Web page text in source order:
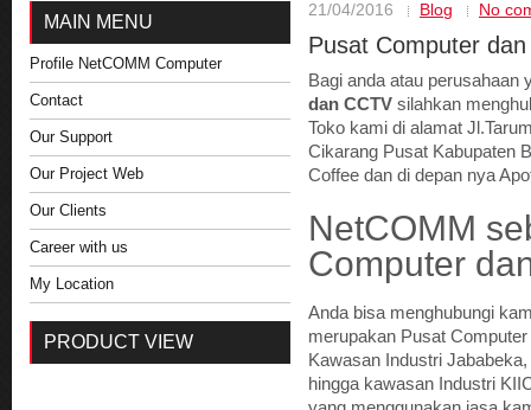
21/04/2016 Blog No
Pusat Computer
Bagi anda atau perusahaan
dan CCTV silahkan
Toko kami di alamat
Cikarang Pusat Kabupaten
Coffee dan di depan nya
NetCOMM
Computer
Anda bisa menghubungi
merupakan Pusat
Kawasan Industri
hingga kawasan Industri
MAIN MENU
Profile NetCOMM Computer
Contact
Our Support
Our Project Web
Our Clients
Career with us
My Location
PRODUCT VIEW